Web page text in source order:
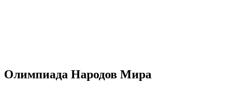
Олимпиада Народов Мира